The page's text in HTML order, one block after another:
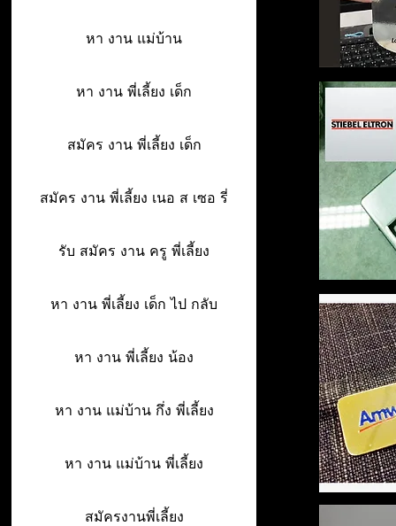
หา งาน แม่บ้าน
หา งาน พี่เลี้ยง เด็ก
สมัคร งาน พี่เลี้ยง เด็ก
สมัคร งาน พี่เลี้ยง เนอ ส เซอ รี่
รับ สมัคร งาน ครู พี่เลี้ยง
หา งาน พี่เลี้ยง เด็ก ไป กลับ
หา งาน พี่เลี้ยง น้อง
หา งาน แม่บ้าน กึ่ง พี่เลี้ยง
หา งาน แม่บ้าน พี่เลี้ยง
สมัครงานพี่เลี้ยง